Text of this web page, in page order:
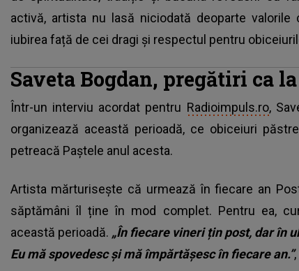
activă, artista nu lasă niciodată deoparte
iubirea față de cei dragi și respectul pentru
Saveta Bogdan, pregătiri ca
Într-un interviu acordat pentru Radioimpuls.ro,
organizează această perioadă, ce obiceiuri
petreacă Paștele anul acesta.
Artista mărturisește că urmează în fiecare an
săptămâni îl ține în mod complet. Pentru ea,
această perioadă. „În fiecare vineri țin post, dar în
Eu mă spovedesc și mă împărtășesc în fiecare an.”